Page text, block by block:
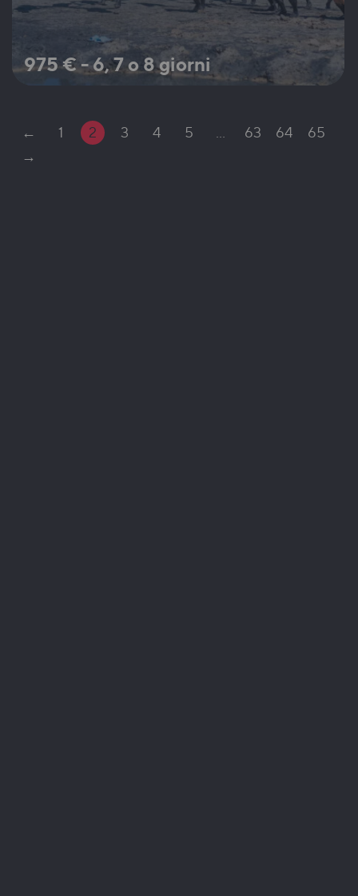
975€-6, 7 o 8 giorni
← 1 2 3 4 5 63 64
65
→